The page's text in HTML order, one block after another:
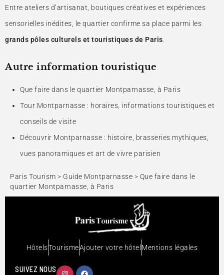
Entre ateliers d’artisanat, boutiques créatives et expériences
sensorielles inédites, le quartier confirme sa place parmi les
grands pôles culturels et touristiques de Paris
Autre information touristique
Que faire dans le quartier Montparnasse, à Paris
Tour Montparnasse : horaires, informations touristiques et
conseils de visite
Découvrir Montparnasse : histoire, brasseries mythiques,
vues panoramiques et art de vivre parisien
Paris Tourism > Guide Montparnasse > Que faire dans le
quartier Montparnasse, à Paris
HôtelsTourismeAjouter votre hôtel Mentions légales
SUIVEZ NOUS